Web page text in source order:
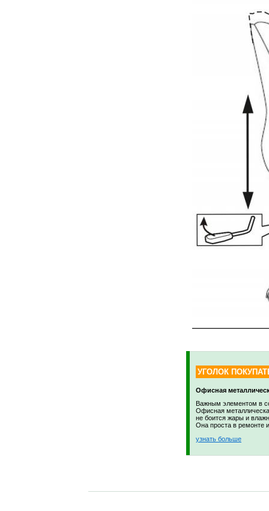
УГОЛОК
Офисная
Важным элементом в
Офисная
не боится жары и
Она проста в ремонте
узнать больше